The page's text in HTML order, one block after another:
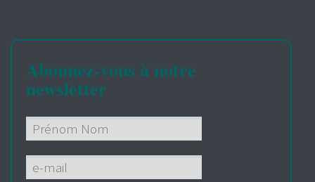
Abonnez-vous à notre
newsletter